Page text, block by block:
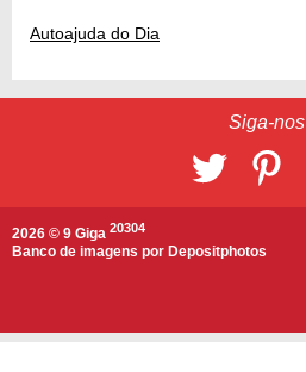
Autoajuda do Dia
Siga-nos
2026 © 9 Giga 20304
Banco de imagens por Depositphotos